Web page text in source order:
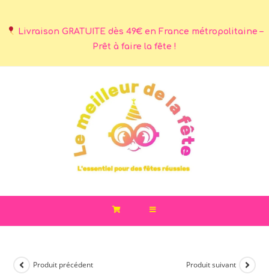
Livraison GRATUITE dès 49€ en France métropolitaine –
Prêt à faire la fête !
Produit précédent Produit suivant